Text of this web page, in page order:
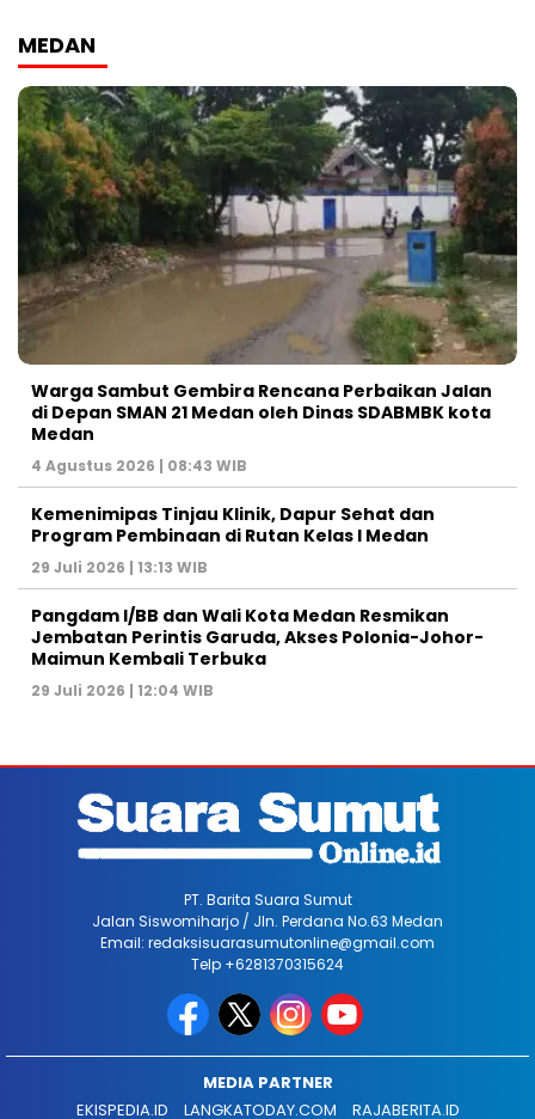
MEDAN
Warga Sambut Gembira Rencana Perbaikan Jalan
di Depan SMAN 21 Medan oleh Dinas SDABMBK kota
Medan
4 Agustus 2026 | 08:43 WIB
Kemenimipas Tinjau Klinik, Dapur Sehat dan
Program Pembinaan di Rutan Kelas I Medan
29 Juli 2026 | 13:13 WIB
Pangdam I/BB dan Wali Kota Medan Resmikan
Jembatan Perintis Garuda, Akses Polonia-Johor-
Maimun Kembali Terbuka
29 Juli 2026 | 12:04 WIB
PT. Barita Suara Sumut
Jalan Siswomiharjo / Jln. Perdana No.63 Medan
Email: redaksisuarasumutonline@gmail.com
Telp +6281370315624
MEDIA PARTNER
EKISPEDIA.ID
LANGKATODAY.COM RAJABERITA.ID